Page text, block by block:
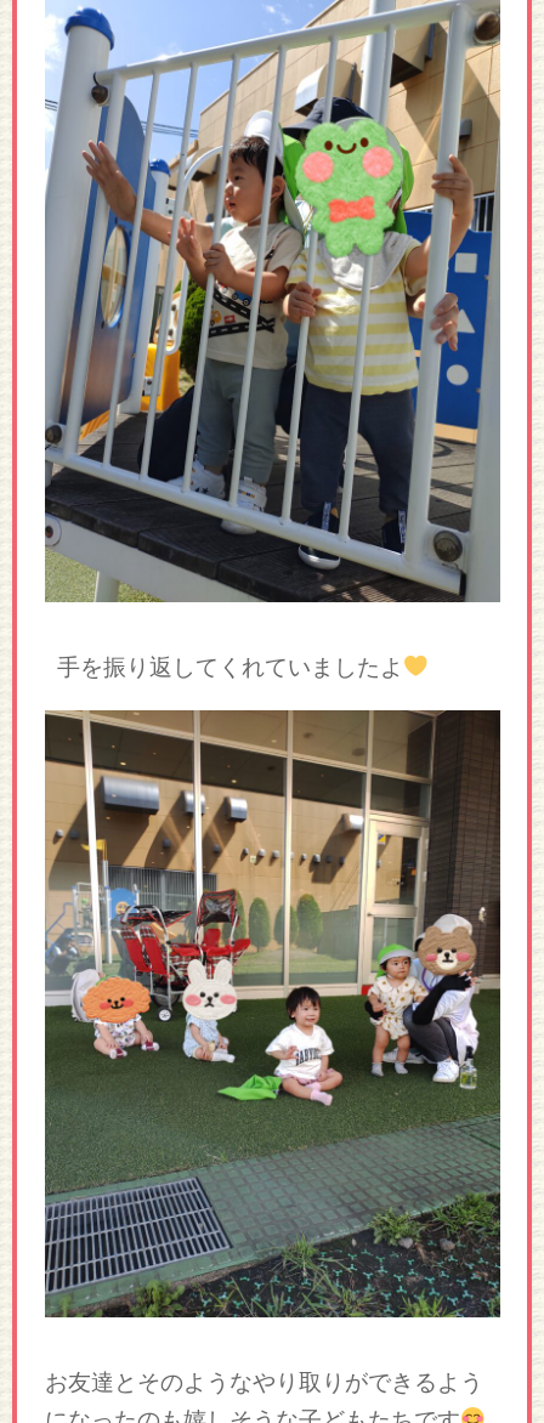
手を振り返してくれていましたよ
お友達とそのようなやり取りができるよう